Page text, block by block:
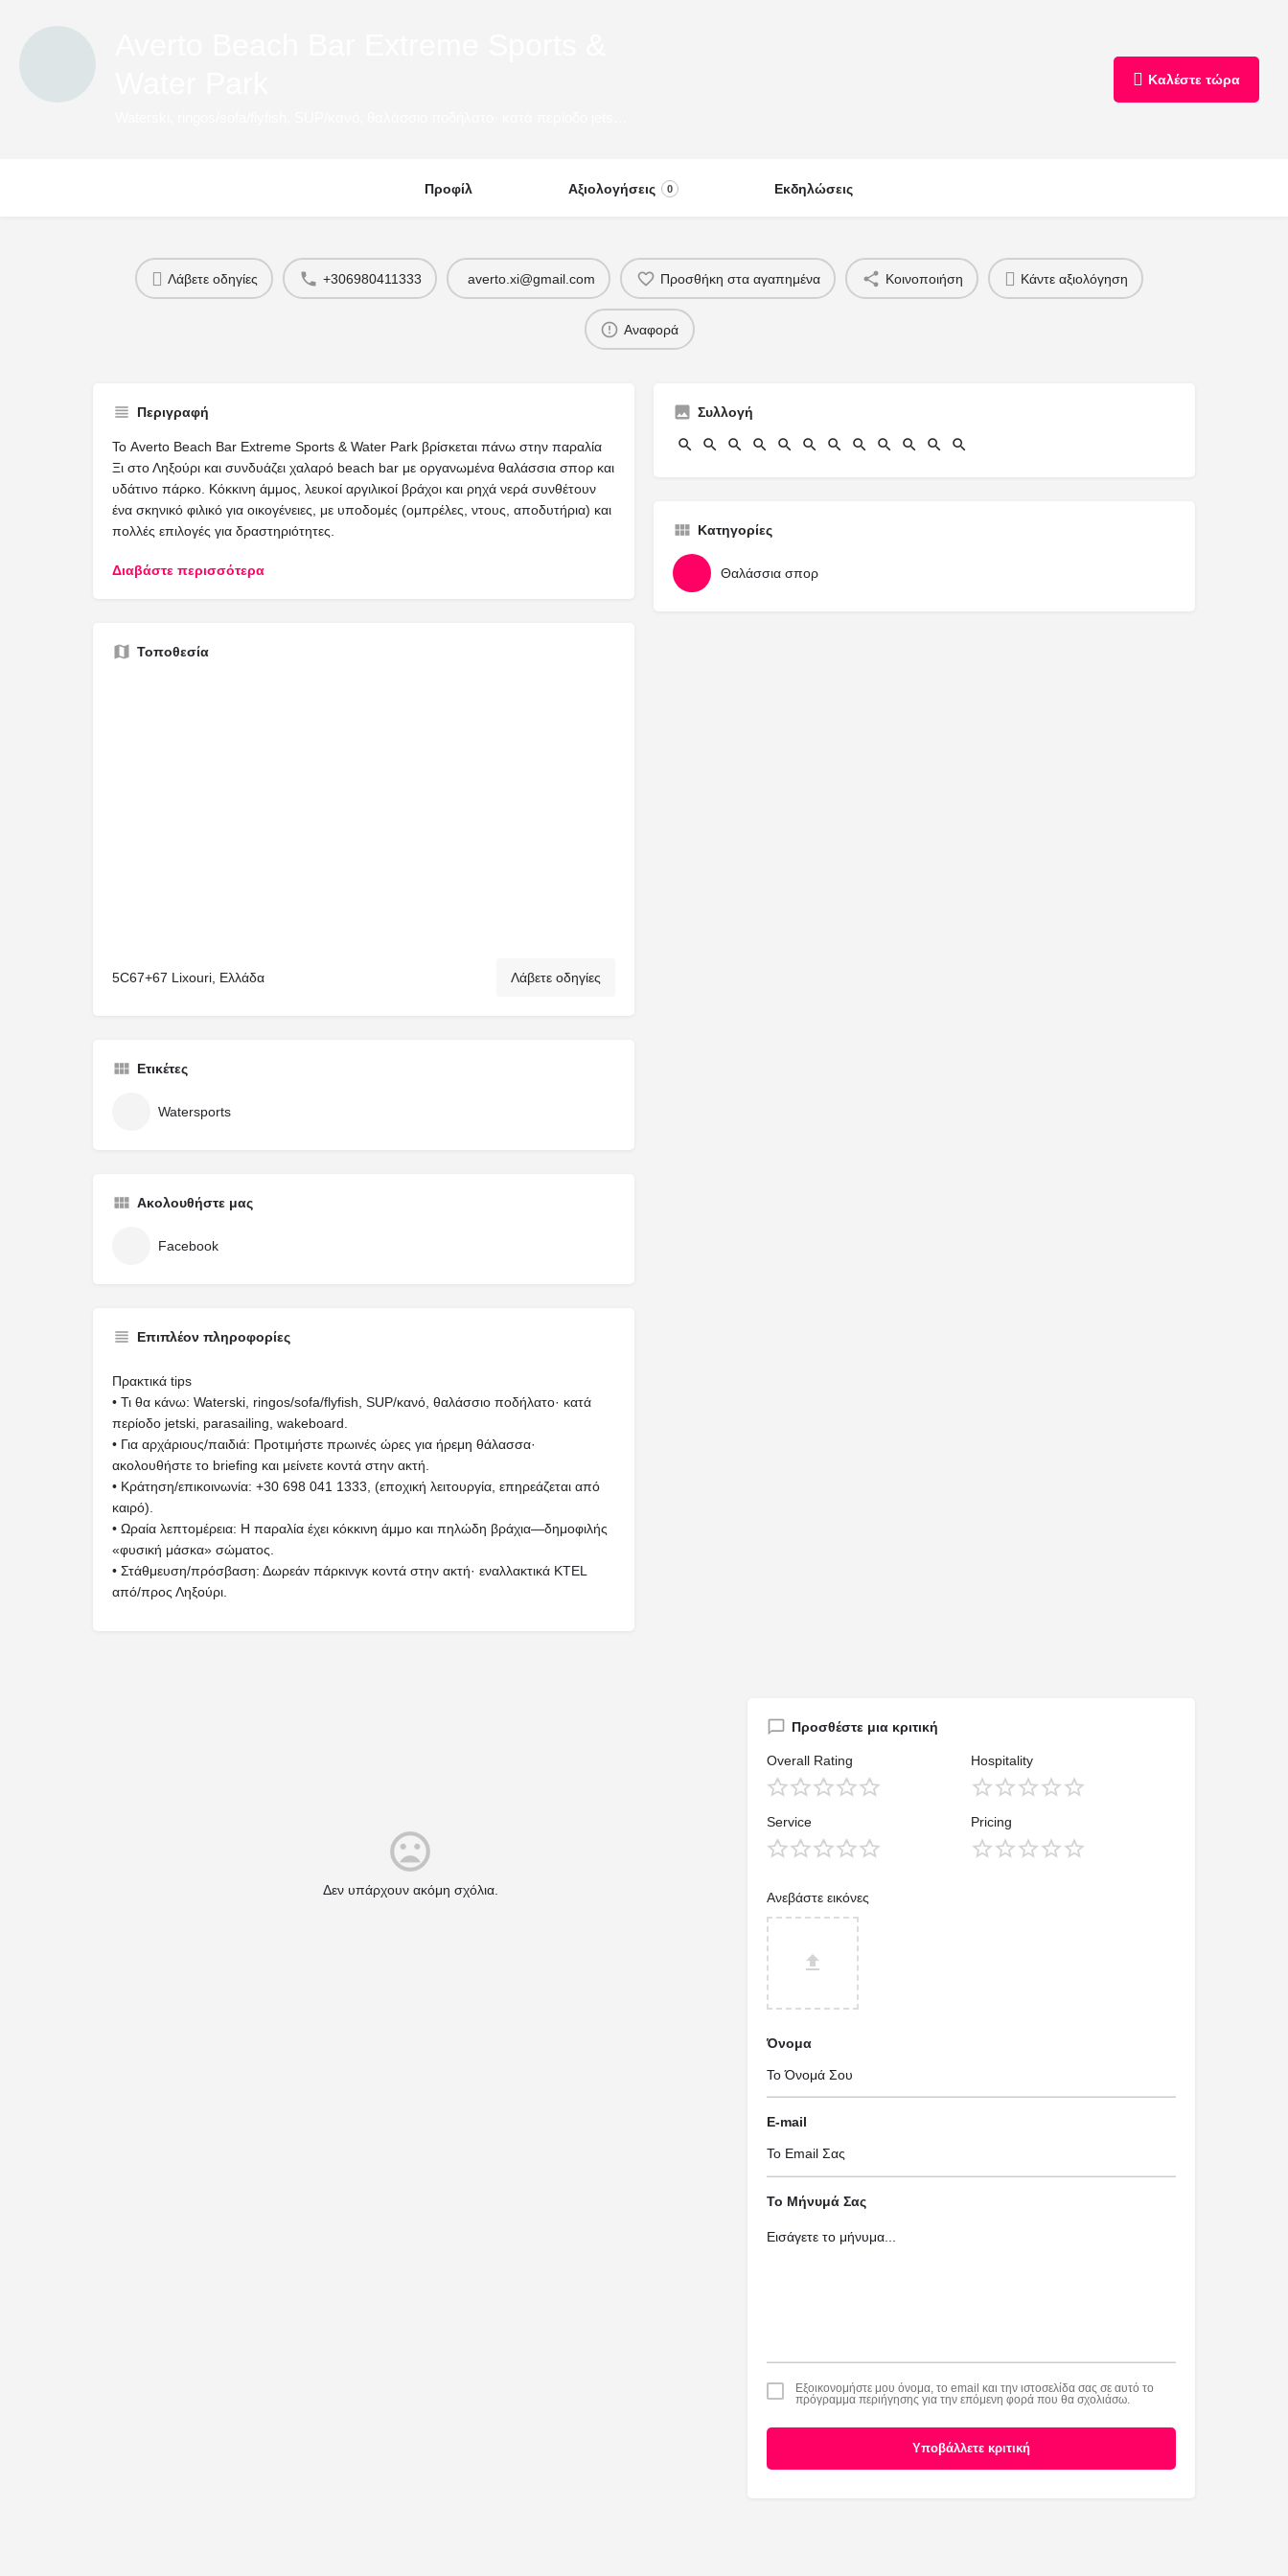
Καλέστε τώρα
Προφίλ Αξιολογήσεις 0 Εκδηλώσεις
Λάβετε οδηγίες +306980411333 averto.xi@gmail.com Προσθήκη στα αγαπημένα Κοινοποιήση Κάντε αξιολόγηση
Αναφορά
Περιγραφή
Το Averto Beach Bar Extreme Sports & Water Park βρίσκεται πάνω στην παραλία
Ξι στο Ληξούρι και συνδυάζει χαλαρό beach bar με οργανωμένα θαλάσσια σπορ και
υδάτινο πάρκο. Κόκκινη άμμος, λευκοί αργιλικοί βράχοι και ρηχά νερά συνθέτουν
ένα σκηνικό φιλικό για οικογένειες, με υποδομές (ομπρέλες, ντους, αποδυτήρια) και
πολλές επιλογές για δραστηριότητες.
Διαβάστε περισσότερα
Τοποθεσία
5C67+67 Lixouri, Ελλάδα Λάβετε οδηγίες
Ετικέτες
Watersports
Ακολουθήστε μας
Facebook
Επιπλέον πληροφορίες
Πρακτικά tips
• Τι θα κάνω: Waterski, ringos/sofa/flyfish, SUP/κανό, θαλάσσιο ποδήλατο· κατά
περίοδο jetski, parasailing, wakeboard.
• Για αρχάριους/παιδιά: Προτιμήστε πρωινές ώρες για ήρεμη θάλασσα·
ακολουθήστε το briefing και μείνετε κοντά στην ακτή.
• Κράτηση/επικοινωνία: +30 698 041 1333, (εποχική λειτουργία, επηρεάζεται από
καιρό).
• Ωραία λεπτομέρεια: Η παραλία έχει κόκκινη άμμο και πηλώδη βράχια—δημοφιλής
«φυσική μάσκα» σώματος.
• Στάθμευση/πρόσβαση: Δωρεάν πάρκινγκ κοντά στην ακτή· εναλλακτικά KTEL
από/προς Ληξούρι.
Συλλογή
Κατηγορίες
Θαλάσσια σπορ
Δεν υπάρχουν ακόμη σχόλια.
Προσθέστε μια κριτική
Overall Rating Hospitality
Service Pricing
Ανεβάστε εικόνες
Όνομα
E-mail
Το Μήνυμά Σας
Εξοικονομήστε μου όνομα, το email και την ιστοσελίδα σας σε αυτό το
πρόγραμμα περιήγησης για την επόμενη φορά που θα σχολιάσω.
Υποβάλλετε κριτική